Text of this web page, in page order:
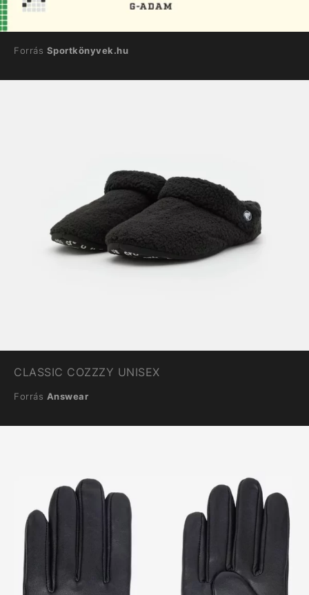
Forrás Sportkönyvek.hu
CLASSIC COZZZY UNISEX
Forrás Answear